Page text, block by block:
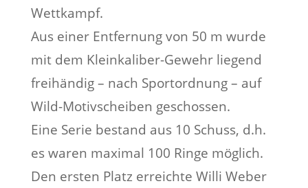
Wettkampf.
Aus einer Entfernung von 50 m wurde
mit dem Kleinkaliber-Gewehr liegend
freihändig – nach Sportordnung – auf
Wild-Motivscheiben geschossen.
Eine Serie bestand aus 10 Schuss, d.h.
es waren maximal 100 Ringe möglich.
Den ersten Platz erreichte Willi Weber